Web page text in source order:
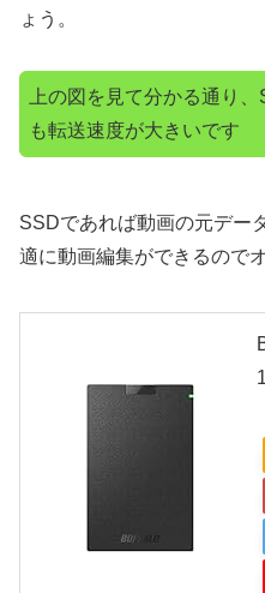
ょう。
上の図を見て分かる通り
も転送速度が大きいです
SSDであれば動画の元デー
適に動画編集ができるので